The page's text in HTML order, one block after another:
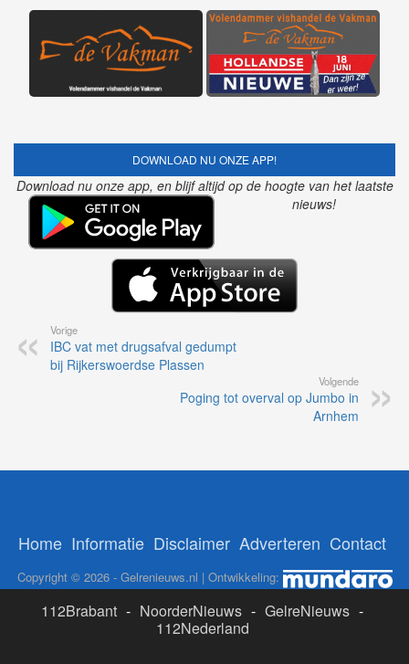
DOWNLOAD NU ONZE APP!
Download nu onze app, en blijf altijd op de hoogte van het laatste
nieuws!
Vorige
IBC vat met drugsafval gedumpt
bij Rijkerswoerdse Plassen
Volgende
Poging tot overval op Jumbo in
Arnhem
Home Informatie Disclaimer Adverteren Contact
Copyright © 2026 - Gelrenieuws.nl | Ontwikkeling:
112Brabant - NoorderNieuws - GelreNieuws -
112Nederland